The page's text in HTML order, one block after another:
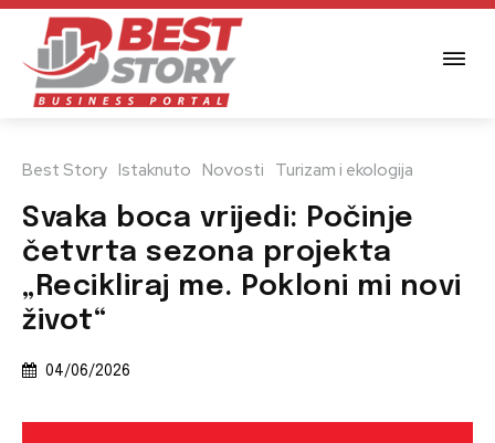
Best Story Istaknuto Novosti Turizam i ekologija
Svaka boca vrijedi: Počinje
četvrta sezona projekta
„Recikliraj me. Pokloni mi novi
život“
04/06/2026